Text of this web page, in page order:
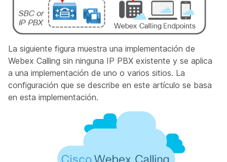
La siguiente figura muestra una implementación de
Webex Calling sin ninguna IP PBX existente y se aplica
a una implementación de uno o varios sitios. La
configuración que se describe en este artículo se basa
en esta implementación.